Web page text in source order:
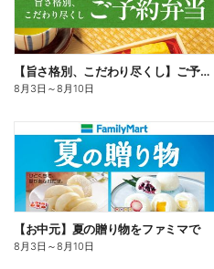
【旨さ格別、こだわり尽くし】ご予約弁当
8月3日 ～8月10日
【お中元】夏の贈り物をファミマで
8月3日 ～8月10日